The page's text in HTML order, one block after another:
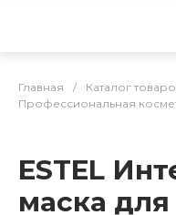
Главная / Каталог
Профессиональная
ESTEL
маска для